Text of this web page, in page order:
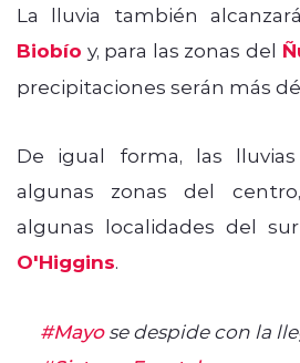
La lluvia también
Biobío y, para las zonas del
precipitaciones serán más
De igual forma, las
algunas zonas del
algunas localidades del
O'Higgins.
#Mayose despide con la